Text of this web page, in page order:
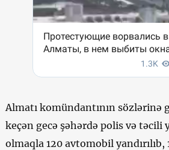
Almatı komündantının sözlərinə
keçən gecə şəhərdə polis və təcili
olmaqla 120 avtomobil yandırılıb,